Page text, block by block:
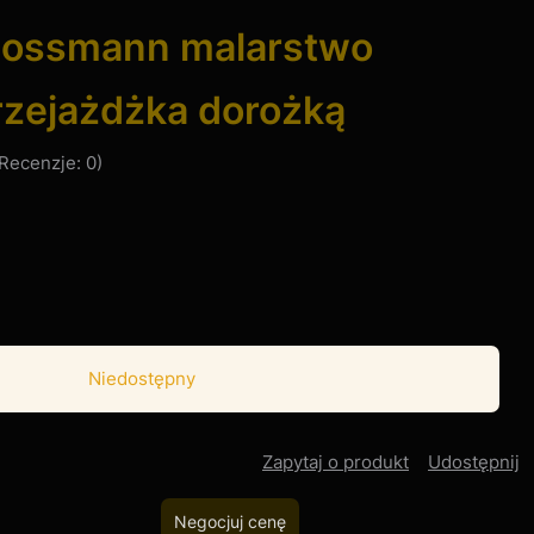
malarstwo
dorożką
0)
Niedostępny
Zapytaj o produkt Udostępnij
Negocjuj cenę